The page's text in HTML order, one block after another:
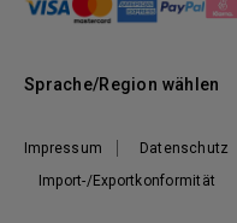
News
Impressum Datenschutz
Import-/Exportkonformität
Sprache/Region wählen